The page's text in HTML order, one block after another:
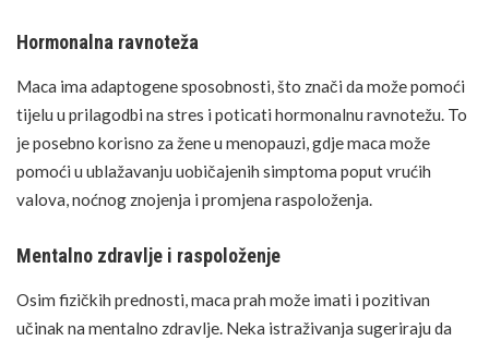
Hormonalna ravnoteža
Maca ima adaptogene sposobnosti, što znači da može pomoći
tijelu u prilagodbi na stres i poticati hormonalnu ravnotežu. To
je posebno korisno za žene u menopauzi, gdje maca može
pomoći u ublažavanju uobičajenih simptoma poput vrućih
valova,noćnog znojenja i promjena raspoloženja.
Mentalno zdravlje i raspoloženje
Osim fizičkih prednosti, maca prah može imati i pozitivan
učinak na mentalno zdravlje. Neka istraživanja sugeriraju da